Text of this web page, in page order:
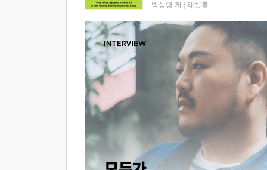
박상영 저 래빗홀